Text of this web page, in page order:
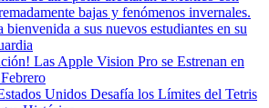
bajas y fenómenos invernales.
a sus nuevos estudiantes en su
Las Apple Vision Pro se Estrenan en
Unidos Desafía los Límites del Tetris